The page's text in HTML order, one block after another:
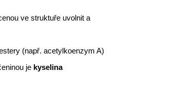
ve struktuře uvolnit a
(např. acetylkoenzym A)
je kyselina